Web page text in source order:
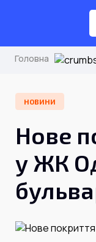
Для дому
Головна
Головна
НОВИНИ
Нове
у ЖК